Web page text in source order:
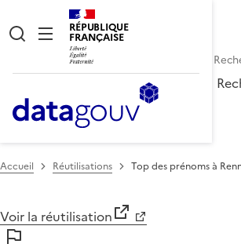
RÉPUBLIQUE
FRANÇAISE
Accueil Réutilisations Top des prénoms à
Voir la réutilisation